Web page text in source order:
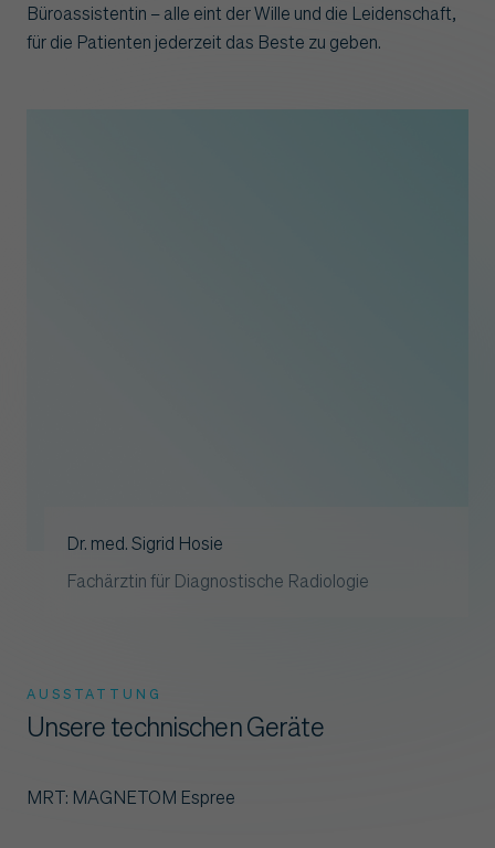
Büroassistentin – alle eint der Wille und die Leidenschaft,
für die Patienten jederzeit das Beste zu geben.
Dr. med. Sigrid Hosie
Fachärztin für Diagnostische Radiologie
AUSSTATTUNG
Unsere technischen Geräte
MRT: MAGNETOM Espree